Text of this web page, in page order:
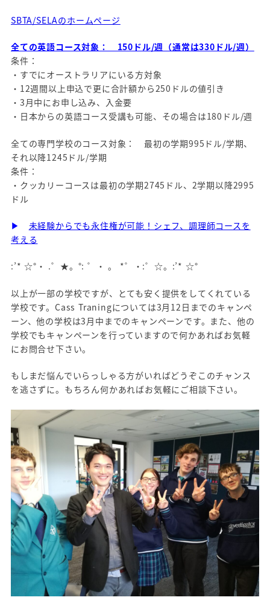
SBTA/SELAのホームページ
全ての英語コース対象： 150ドル/週（通常は330ドル/週）
条件：
・すでにオーストラリアにいる方対象
・12週間以上申込で更に合計額から250ドルの値引き
・3月中にお申し込み、入金要
・日本からの英語コース受講も可能、その場合は180ドル/週
全ての専門学校のコース対象： 最初の学期995ドル/学期、
それ以降1245ドル/学期
条件：
・クッカリーコースは最初の学期2745ドル、2学期以降2995
ドル
▶
未経験からでも永住権が可能！シェフ、調理師コースを
考える
:’* ☆°・ .゜★。°: ゜・ 。 *゜・:゜☆。:’* ☆°
以上が一部の学校ですが、とても安く提供をしてくれている
学校です。Cass Traningについては3月12日までのキャンペ
ーン、他の学校は3月中までのキャンペーンです。また、他の
学校でもキャンペーンを行っていますので何かあればお気軽
にお問合せ下さい。
もしまだ悩んでいらっしゃる方がいればどうぞこのチャンス
を逃さずに。もちろん何かあればお気軽にご相談下さい。